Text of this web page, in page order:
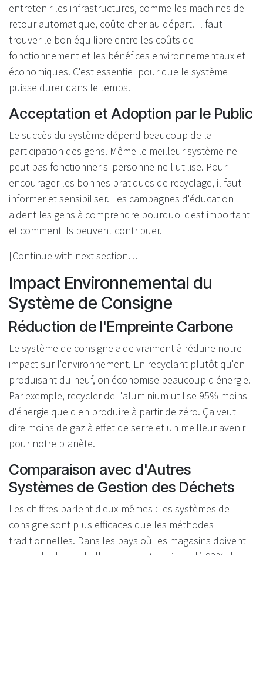
entretenir les infrastructures, comme les machines de
retour automatique, coûte cher au départ. Il faut
trouver le bon équilibre entre les coûts de
fonctionnement et les bénéfices environnementaux et
économiques. C'est essentiel pour que le système
puisse durer dans le temps.
Acceptation et Adoption par le Public
Le succès du système dépend beaucoup de la
participation des gens. Même le meilleur système ne
peut pas fonctionner si personne ne l'utilise. Pour
encourager les bonnes pratiques de recyclage, il faut
informer et sensibiliser. Les campagnes d'éducation
aident les gens à comprendre pourquoi c'est important
et comment ils peuvent contribuer.
[Continue with next section…]
Impact Environnemental du
Système de Consigne
Réduction de l'Empreinte Carbone
Le système de consigne aide vraiment à réduire notre
impact sur l'environnement. En recyclant plutôt qu'en
produisant du neuf, on économise beaucoup d'énergie.
Par exemple, recycler de l'aluminium utilise 95% moins
d'énergie que d'en produire à partir de zéro. Ça veut
dire moins de gaz à effet de serre et un meilleur avenir
pour notre planète.
Comparaison avec d'Autres
Systèmes de Gestion des Déchets
Les chiffres parlent d'eux-mêmes : les systèmes de
consigne sont plus efficaces que les méthodes
traditionnelles. Dans les pays où les magasins doivent
reprendre les emballages, on atteint jusqu'à 92% de